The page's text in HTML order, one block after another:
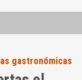
gastronómicas